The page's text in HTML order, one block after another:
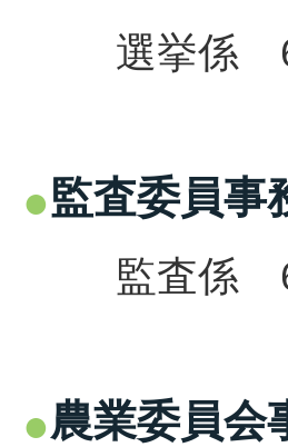
選挙係
監査委員事
監査係
農業委員会